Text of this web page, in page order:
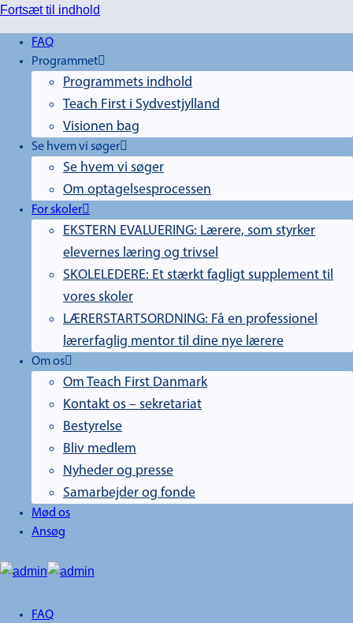
Fortsæt til indhold
FAQ
Programmet
Programmets indhold
Teach First i Sydvestjylland
Visionen bag
Se hvem vi søger
Se hvem vi søger
Om optagelsesprocessen
For skoler
EKSTERN EVALUERING: Lærere, som styrker
elevernes læring og trivsel
SKOLELEDERE: Et stærkt fagligt supplement til
vores skoler
LÆRERSTARTSORDNING: Få en professionel
lærerfaglig mentor til dine nye lærere
Om os
Om Teach First Danmark
Kontakt os – sekretariat
Bestyrelse
Bliv medlem
Nyheder og presse
Samarbejder og fonde
Mød os
Ansøg
FAQ